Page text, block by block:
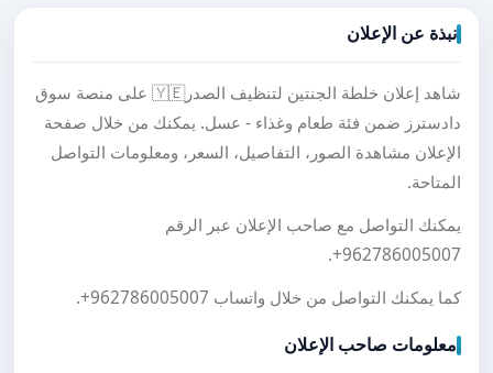
نبذة عن الإعلان
شاهد إعلان خلطة الجنتين لتنظيف الصدر🇾🇪 على منصة سوق
دادسترز ضمن فئة طعام وغذاء - عسل. يمكنك من خلال صفحة
الإعلان مشاهدة الصور، التفاصيل، السعر، ومعلومات التواصل
المتاحة.
يمكنك التواصل مع صاحب الإعلان عبر الرقم
+962786005007
.
كما يمكنك التواصل من خلال واتساب +962786005007
.
معلومات صاحب الإعلان